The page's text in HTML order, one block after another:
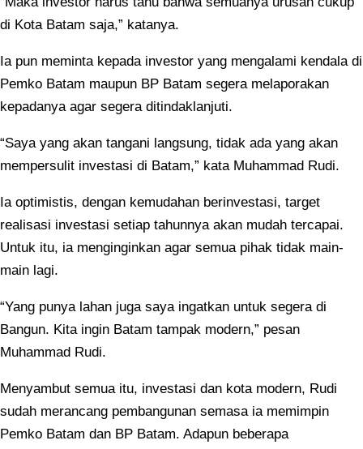
di Kota Batam saja,” katanya.
Ia pun meminta kepada investor yang mengalami kendala di
Pemko Batam maupun BP Batam segera melaporakan
kepadanya agar segera ditindaklanjuti.
“Saya yang akan tangani langsung, tidak ada yang akan
mempersulit investasi di Batam,” kata Muhammad Rudi.
Ia optimistis, dengan kemudahan berinvestasi, target
realisasi investasi setiap tahunnya akan mudah tercapai.
Untuk itu, ia menginginkan agar semua pihak tidak main-
main lagi.
“Yang punya lahan juga saya ingatkan untuk segera di
Bangun. Kita ingin Batam tampak modern,” pesan
Muhammad Rudi.
Menyambut semua itu, investasi dan kota modern, Rudi
sudah merancang pembangunan semasa ia memimpin
Pemko Batam dan BP Batam. Adapun beberapa